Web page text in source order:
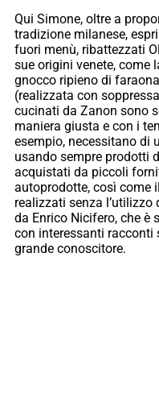
Qui Simone, oltre a
tradizione milanese,
fuori menù, ribattezzati
sue origini venete, come
gnocco ripieno di
(realizzata con
cucinati da Zanon sono
maniera giusta e con i
esempio, necessitano di
usando sempre prodotti
acquistati da piccoli
autoprodotte, così come
realizzati senza
da Enrico Nicifero, che è
con interessanti racconti
grande conoscitore.